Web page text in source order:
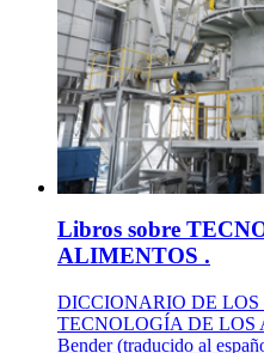
Libros sobre
ALIMENTOS .
DICCIONARIO DE
TECNOLOGÍA DE LOS
Bender (traducido al